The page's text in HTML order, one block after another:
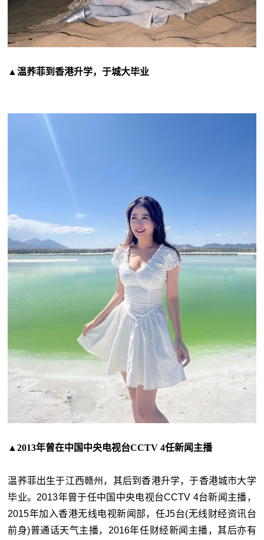
▲温荞菲到香港升学，于城大毕业
▲2013年曾在中国中央电视台CCTV 4任新闻主播
温荞菲出生于江西赣州，其后到香港升学，于香港城市大学
毕业。2013年曾于任中国中央电视台CCTV 4台新闻主播，
2015年加入香港无线电视新闻部，任J5台(无线财经资讯台
前身)普通话天气主播，2016年任财经新闻主播，其后亦有